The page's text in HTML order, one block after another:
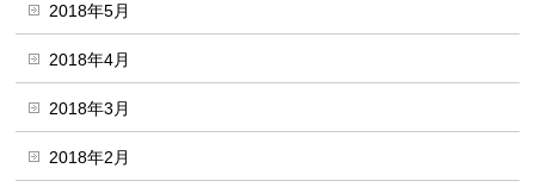
2018年5月
2018年4月
2018年3月
2018年2月